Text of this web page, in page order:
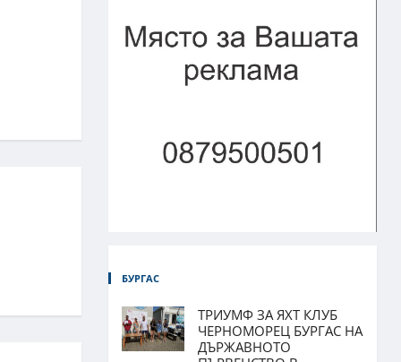
БУРГАС
ТРИУМФ ЗА ЯХТ КЛУБ
ЧЕРНОМОРЕЦ БУРГАС НА
ДЪРЖАВНОТО